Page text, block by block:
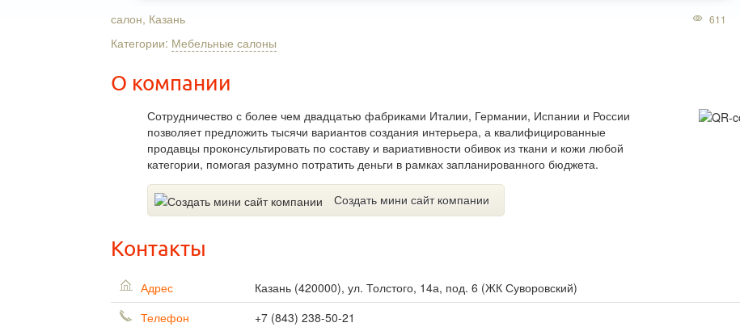
салон, Казань
Категории: Мебельные салоны
О компании
Сотрудничество с более чем двадцатью фабриками Италии, Германии, Испании и России
позволяет предложить тысячи вариантов создания интерьера, а квалифицированные
продавцы проконсультировать по составу и вариативности обивок из ткани и кожи любой
категории, помогая разумно потратить деньги в рамках запланированного бюджета.
Создать мини сайт компании
611
Контакты
Адрес Казань (420000), ул. Толстого, 14а, под. 6 (ЖК Суворовский)
Телефон
+7 (843) 238-50-21